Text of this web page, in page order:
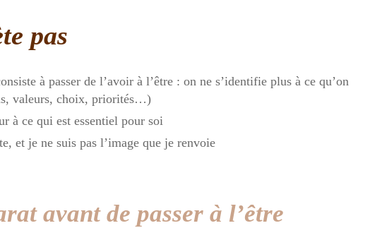
pas
à passer de l’avoir à l’être : on ne s’identifie plus à ce qu’on
valeurs, choix, priorités…)
à ce qui est essentiel pour soi
et je ne suis pas l’image que je renvoie
avant de passer à l’être